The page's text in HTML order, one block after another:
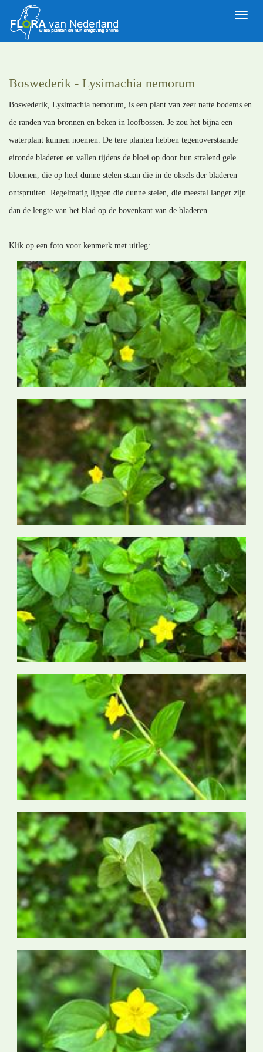
Toggle
Boswederik - Lysimachia nemorum
Boswederik, Lysimachia nemorum, is een plant van zeer natte bodems en
de randen van bronnen en beken in loofbossen. Je zou het bijna een
waterplant kunnen noemen. De tere planten hebben tegenoverstaande
eironde bladeren en vallen tijdens de bloei op door hun stralend gele
bloemen, die op heel dunne stelen staan die in de oksels der bladeren
ontspruiten. Regelmatig liggen die dunne stelen, die meestal langer zijn
dan de lengte van het blad op de bovenkant van de bladeren.
Klik op een foto voor kenmerk met uitleg: